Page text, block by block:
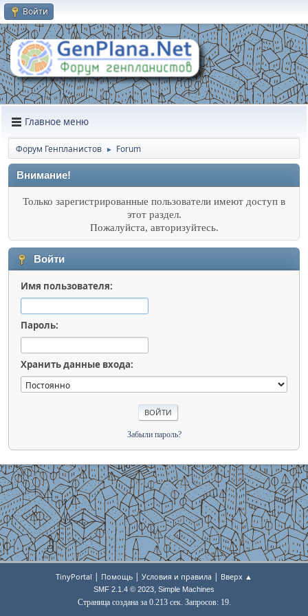
Войти
Главное меню
Форум Генпланистов ► Forum
Внимание!
Только зарегистрированные пользователи имеют доступ в
этот раздел.
Пожалуйста, авторизуйтесь.
Войти
Имя пользователя:
Пароль:
Хранить данные входа:
Забыли пароль?
TinyPortal | Помощь | Условия и правила | Вверх ▲
SMF 2.1.4 © 2023, Simple Machines
Страница создана за 0.213 сек. Запросов: 19.